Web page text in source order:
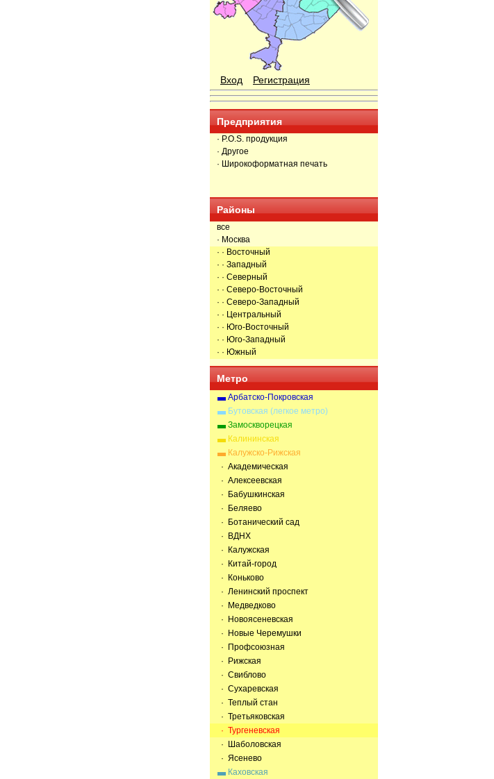
Вход Регистрация
Предприятия
· P.O.S. продукция
· Другое
· Широкоформатная печать
Районы
все
· Москва
· · Восточный
· · Западный
· · Северный
· · Северо-Восточный
· · Северо-Западный
· · Центральный
· · Юго-Восточный
· · Юго-Западный
· · Южный
Метро
Арбатско-Покровская
Бутовская (легкое метро)
Замоскворецкая
Калининская
Калужско-Рижская
· Академическая
· Алексеевская
· Бабушкинская
· Беляево
· Ботанический сад
· ВДНХ
· Калужская
· Китай-город
· Коньково
· Ленинский проспект
· Медведково
· Новоясеневская
· Новые Черемушки
· Профсоюзная
· Рижская
· Свиблово
· Сухаревская
· Теплый стан
· Третьяковская
· Тургеневская
· Шаболовская
· Ясенево
Каховская